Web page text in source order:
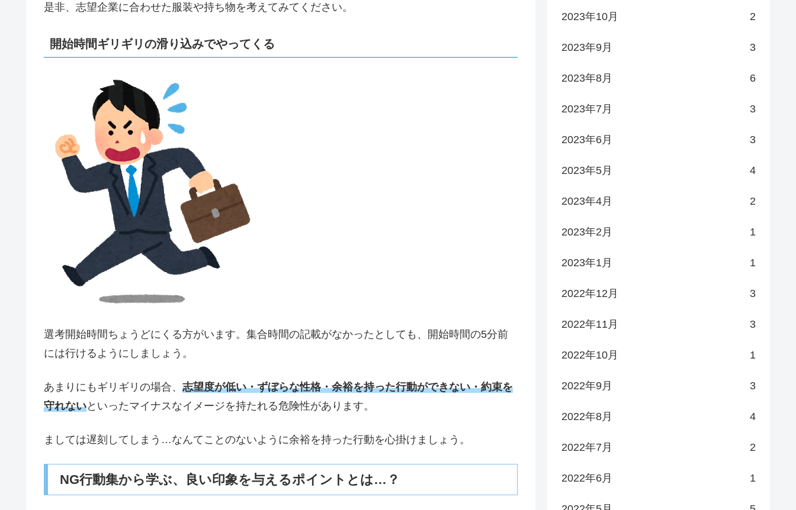
是非、志望企業に合わせた服装や持ち物を考えてみてください。
開始時間ギリギリの滑り込みでやってくる
選考開始時間ちょうどにくる方がいます。集合時間の記載がなかったとしても、開始時間の5分前
には行けるようにしましょう。
あまりにもギリギリの場合、 志望度が低い・ずぼらな性格・余裕を持った行動ができない・約束を
守れないといったマイナスなイメージを持たれる危険性があります。
ましては遅刻してしまう…なんてことのないように余裕を持った行動を心掛けましょう。
NG行動集から学ぶ、良い印象を与えるポイントとは…？
2023年10月 2
2023年9月 3
2023年8月 6
2023年7月 3
2023年6月 3
2023年5月 4
2023年4月 2
2023年2月 1
2023年1月 1
2022年12月 3
2022年11月 3
2022年10月 1
2022年9月 3
2022年8月 4
2022年7月 2
2022年6月 1